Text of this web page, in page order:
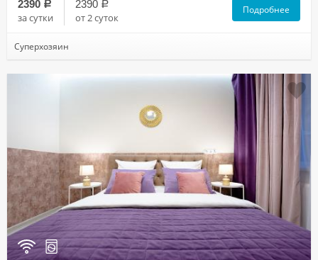
2390 a
за сутки
2390 a
от 2 суток
Подробнее
Суперхозяин